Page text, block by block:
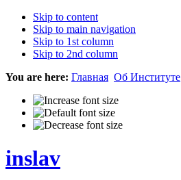
Skip to content
Skip to main navigation
Skip to 1st column
Skip to 2nd column
You are here: Главная Об Институте
inslav